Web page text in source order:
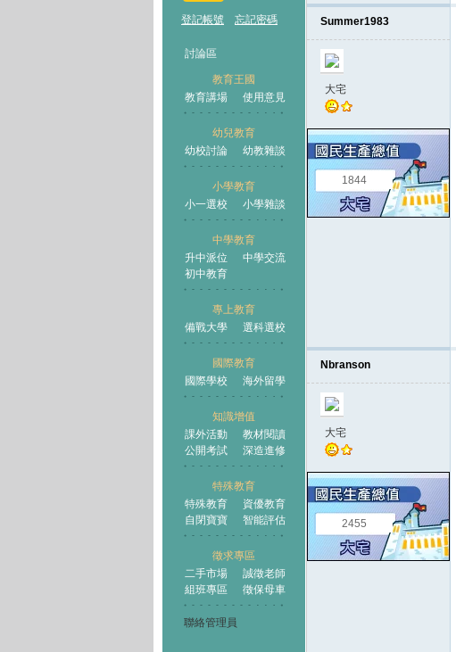
登記帳號 忘記密碼
討論區
教育王國
教育講場
使用意見
幼兒教育
幼校討論
幼教雜談
小學教育
小一選校
小學雜談
中學教育
升中派位
中學交流
初中教育
專上教育
備戰大學
選科選校
國際教育
國際學校
海外留學
知識增值
課外活動
教材閱讀
公開考試
深造進修
特殊教育
特殊教育
資優教育
自閉寶寶
智能評估
徵求專區
二手市場
誠徵老師
組班專區
徵保母車
聯絡管理員
王國
Summer1983
大宅
1844
Nbranson
大宅
2455